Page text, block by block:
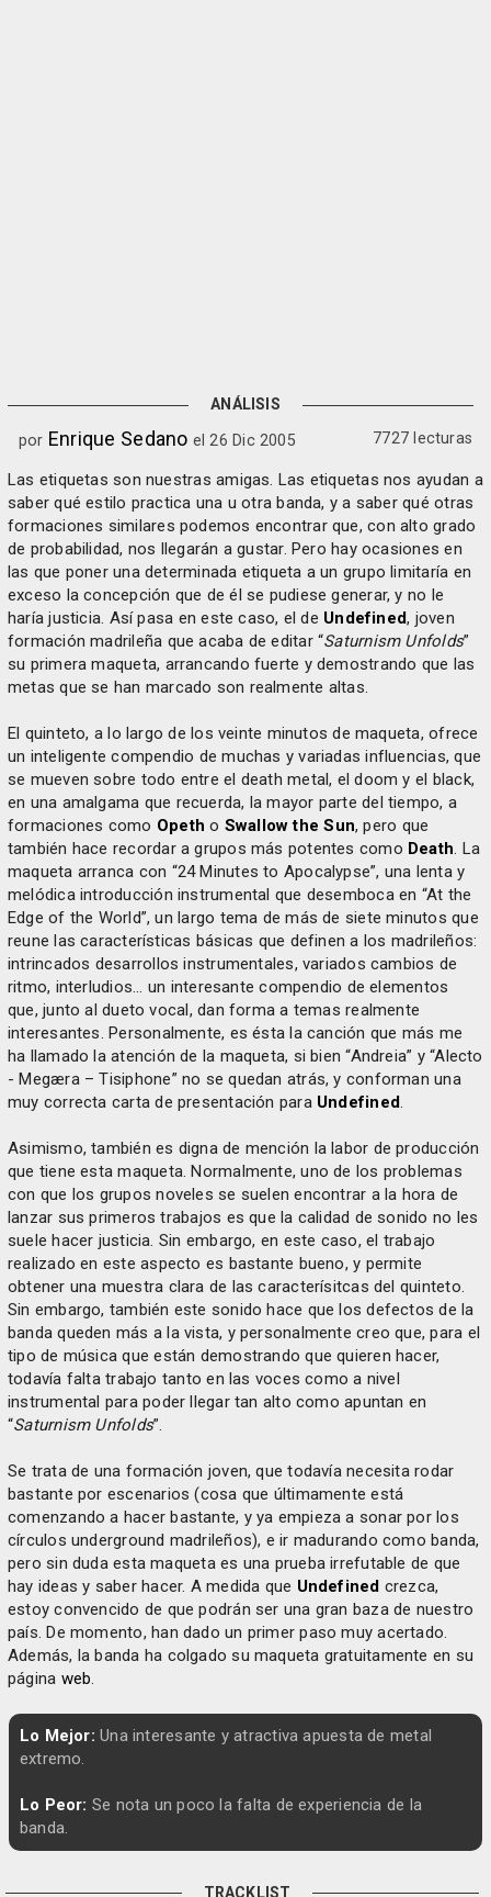
ANÁLISIS
por Enrique Sedano el 26 Dic 2005 7727 lecturas
Las etiquetas son nuestras amigas. Las etiquetas nos ayudan a
saber qué estilo practica una u otra banda, y a saber qué otras
formaciones similares podemos encontrar que, con alto grado
de probabilidad, nos llegarán a gustar. Pero hay ocasiones en
las que poner una determinada etiqueta a un grupo limitaría en
exceso la concepción que de él se pudiese generar, y no le
haría justicia. Así pasa en este caso, el de Undefined, joven
formación madrileña que acaba de editar “Saturnism Unfolds”
su primera maqueta, arrancando fuerte y demostrando que las
metas que se han marcado son realmente altas.
El quinteto, a lo largo de los veinte minutos de maqueta, ofrece
un inteligente compendio de muchas y variadas influencias, que
se mueven sobre todo entre el death metal, el doom y el black,
en una amalgama que recuerda, la mayor parte del tiempo, a
formaciones como Opeth o Swallow the Sun, pero que
también hace recordar a grupos más potentes como Death. La
maqueta arranca con “24 Minutes to Apocalypse”, una lenta y
melódica introducción instrumental que desemboca en “At the
Edge of the World”, un largo tema de más de siete minutos que
reune las características básicas que definen a los madrileños:
intrincados desarrollos instrumentales, variados cambios de
ritmo, interludios... un interesante compendio de elementos
que, junto al dueto vocal, dan forma a temas realmente
interesantes. Personalmente, es ésta la canción que más me
ha llamado la atención de la maqueta, si bien “Andreia” y “Alecto
- Megæra – Tisiphone” no se quedan atrás, y conforman una
muy correcta carta de presentación para Undefined.
Asimismo, también es digna de mención la labor de producción
que tiene esta maqueta. Normalmente, uno de los problemas
con que los grupos noveles se suelen encontrar a la hora de
lanzar sus primeros trabajos es que la calidad de sonido no les
suele hacer justicia. Sin embargo, en este caso, el trabajo
realizado en este aspecto es bastante bueno, y permite
obtener una muestra clara de las caracterísitcas del quinteto.
Sin embargo, también este sonido hace que los defectos de la
banda queden más a la vista, y personalmente creo que, para el
tipo de música que están demostrando que quieren hacer,
todavía falta trabajo tanto en las voces como a nivel
instrumental para poder llegar tan alto como apuntan en
“Saturnism Unfolds”.
Se trata de una formación joven, que todavía necesita rodar
bastante por escenarios (cosa que últimamente está
comenzando a hacer bastante, y ya empieza a sonar por los
círculos underground madrileños), e ir madurando como banda,
pero sin duda esta maqueta es una prueba irrefutable de que
hay ideas y saber hacer. A medida que Undefined crezca,
estoy convencido de que podrán ser una gran baza de nuestro
país. De momento, han dado un primer paso muy acertado.
Además, la banda ha colgado su maqueta gratuitamente en su
página web.
Lo Mejor: Una interesante y atractiva apuesta de metal
extremo.
Lo Peor: Se nota un poco la falta de experiencia de la
banda.
TRACKLIST